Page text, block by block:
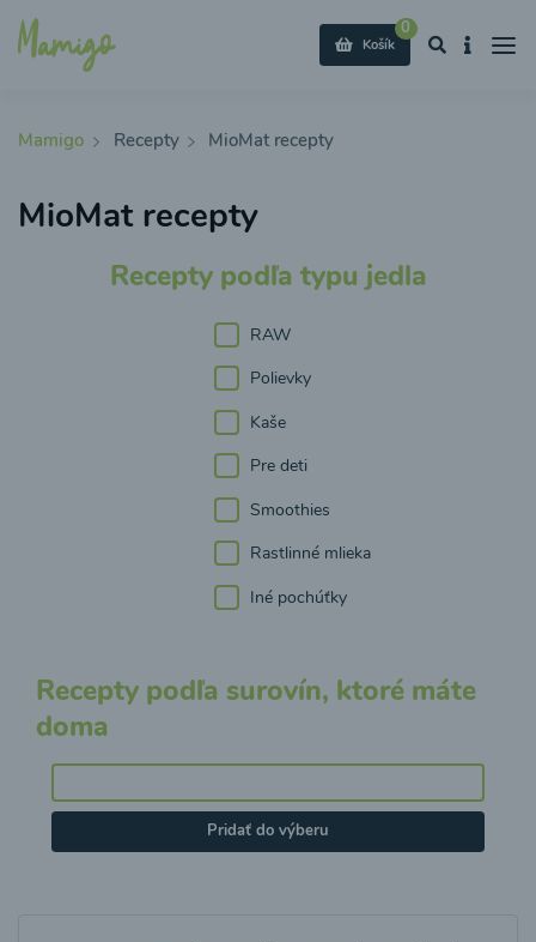
0
Košík
Mamigo Recepty MioMat recepty
MioMat recepty
Recepty podľa typu jedla
RAW
Polievky
Kaše
Pre deti
Smoothies
Rastlinné mlieka
Iné pochúťky
Recepty podľa surovín, ktoré máte
doma
Pridať do výberu